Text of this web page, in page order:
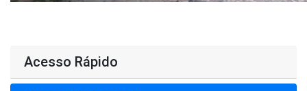
Acesso Rápido